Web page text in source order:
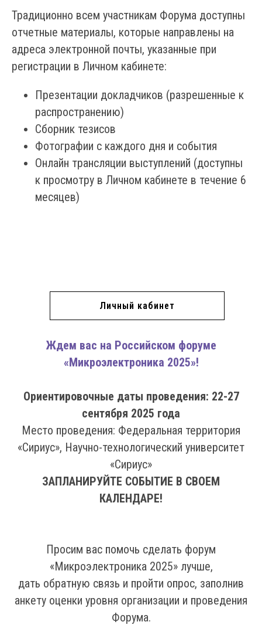
Традиционно всем участникам Форума доступны
отчетные материалы, которые направлены на
адреса электронной почты, указанные при
регистрации в Личном кабинете:
Презентации докладчиков (разрешенные к
распространению)
Сборник тезисов
Фотографии с каждого дня и события
Онлайн трансляции выступлений (доступны
к просмотру в Личном кабинете в течение 6
месяцев)
Личный кабинет
Ждем вас на Российском форуме
«Микроэлектроника 2025»!
Ориентировочные даты проведения: 22-27
сентября 2025 года
Место проведения: Федеральная территория
«Сириус», Научно-технологический университет
«Сириус»
ЗАПЛАНИРУЙТЕ СОБЫТИЕ В СВОЕМ
КАЛЕНДАРЕ!
Просим вас помочь сделать форум
«Микроэлектроника 2025» лучше,
дать обратную связь и пройти опрос, заполнив
анкету оценки уровня организации и проведения
Форума.